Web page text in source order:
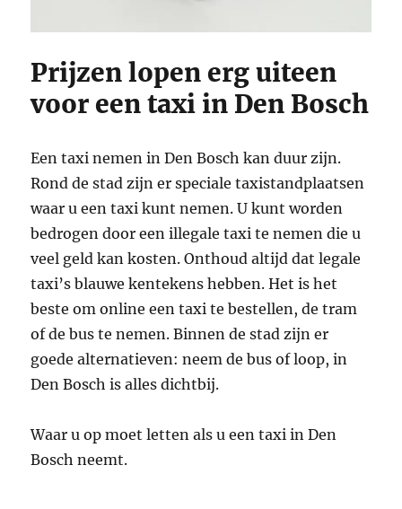
Prijzen lopen erg uiteen
voor een taxi in Den Bosch
Een taxi nemen in Den Bosch kan duur zijn.
Rond de stad zijn er speciale taxistandplaatsen
waar u een taxi kunt nemen. U kunt worden
bedrogen door een illegale taxi te nemen die u
veel geld kan kosten. Onthoud altijd dat legale
taxi’s blauwe kentekens hebben. Het is het
beste om online een taxi te bestellen, de tram
of de bus te nemen. Binnen de stad zijn er
goede alternatieven: neem de bus of loop, in
Den Bosch is alles dichtbij.
Waar u op moet letten als u een taxi in Den
Bosch neemt.